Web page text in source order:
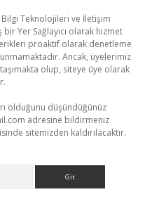
Bilgi Teknolojileri ve İletişim
Yer Sağlayıcı olarak hizmet
proaktif olarak denetleme
Ancak, üyelerimiz
olup, siteye üye olarak
olduğunu düşündüğünüz
adresine bildirmeniz
sitemizden kaldırılacaktır.